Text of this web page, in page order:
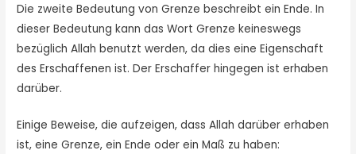
Die zweite Bedeutung von Grenze beschreibt ein Ende. In
dieser Bedeutung kann das Wort Grenze keineswegs
bezüglich Allah benutzt werden, da dies eine Eigenschaft
des Erschaffenen ist. Der Erschaffer hingegen ist erhaben
darüber.
Einige Beweise, die aufzeigen, dass Allah darüber erhaben
ist, eine Grenze, ein Ende oder ein Maß zu haben: